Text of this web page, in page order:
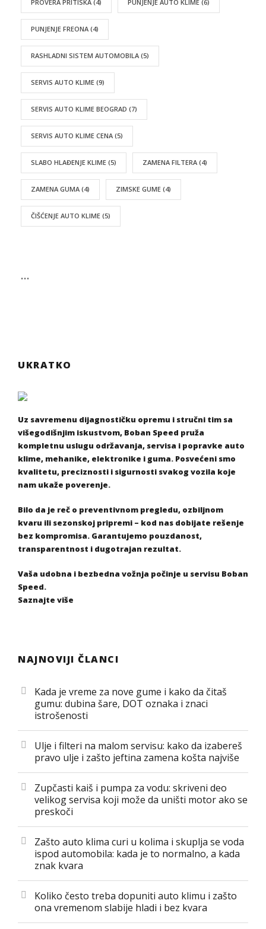
PROVERA PRITISKA (4) PUNJENJE AUTO KLIME (6)
PUNJENJE FREONA (4)
RASHLADNI SISTEM AUTOMOBILA (5)
SERVIS AUTO KLIME (9)
SERVIS AUTO KLIME BEOGRAD (7)
SERVIS AUTO KLIME CENA (5)
SLABO HLAĐENJE KLIME (5) ZAMENA FILTERA (4)
ZAMENA GUMA (4) ZIMSKE GUME (4)
ČIŠĆENJE AUTO KLIME (5)
…
UKRATKO
Uz savremenu dijagnostičku opremu i stručni tim sa
višegodišnjim iskustvom, Boban Speed pruža
kompletnu uslugu održavanja, servisa i popravke auto
klime, mehanike, elektronike i guma. Posvećeni smo
kvalitetu, preciznosti i sigurnosti svakog vozila koje
nam ukaže poverenje.
Bilo da je reč o preventivnom pregledu, ozbiljnom
kvaru ili sezonskoj pripremi – kod nas dobijate rešenje
bez kompromisa. Garantujemo pouzdanost,
transparentnost i dugotrajan rezultat.
Vaša udobna i bezbedna vožnja počinje u servisu Boban
Speed.
Saznajte više
NAJNOVIJI ČLANCI
Kada je vreme za nove gume i kako da čitaš
gumu: dubina šare, DOT oznaka i znaci
istrošenosti
Ulje i filteri na malom servisu: kako da izabereš
pravo ulje i zašto jeftina zamena košta najviše
Zupčasti kaiš i pumpa za vodu: skriveni deo
velikog servisa koji može da uništi motor ako se
preskoči
Zašto auto klima curi u kolima i skuplja se voda
ispod automobila: kada je to normalno, a kada
znak kvara
Koliko često treba dopuniti auto klimu i zašto
ona vremenom slabije hladi i bez kvara